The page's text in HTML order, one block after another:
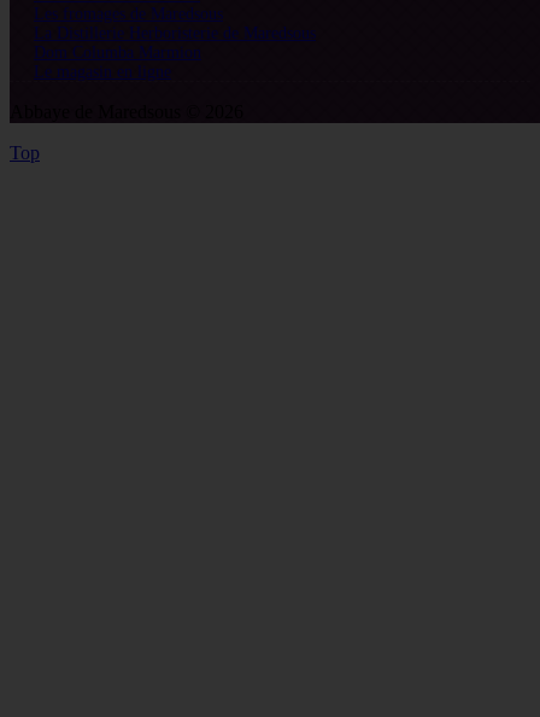
Les fromages de Maredsous
La Distillerie Herboristerie de Maredsous
Dom Columba Marmion
Le magasin en ligne
Top